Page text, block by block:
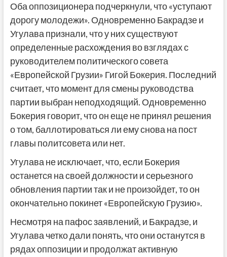
Оба оппозиционера подчеркнули, что «уступают
дорогу молодежи». Одновременно Бакрадзе и
Угулава признали, что у них существуют
определенные расхождения во взглядах с
руководителем политического совета
«Европейской Грузии» Гигой Бокерия. Последний
считает, что момент для смены руководства
партии выбран неподходящий. Одновременно
Бокерия говорит, что он еще не принял решения
о том, баллотироваться ли ему снова на пост
главы политсовета или нет.
Угулава не исключает, что, если Бокерия
останется на своей должности и серьезного
обновления партии так и не произойдет, то он
окончательно покинет «Европейскую Грузию».
Несмотря на пафос заявлений, и Бакрадзе, и
Угулава четко дали понять, что они останутся в
рядах оппозиции и продолжат активную